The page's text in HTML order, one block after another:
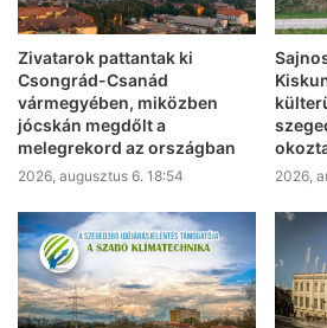
Zivatarok pattantak ki
Csongrád-Csanád
vármegyében, miközben
jócskán megdőlt a
melegrekord az országban
2026, augusztus 6. 18:54 2026,